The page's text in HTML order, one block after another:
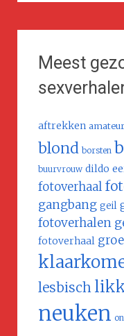
Meest
aftrekken amateur
blond borsten
buurvrouw dildo
fotoverhaal
gangbang geil
fotoverhalen
fotoverhaal
lesbisch
neuken